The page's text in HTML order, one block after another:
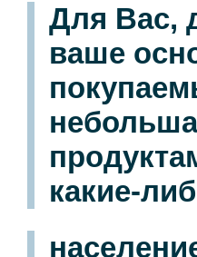
Для Вас,
ваше
какие-